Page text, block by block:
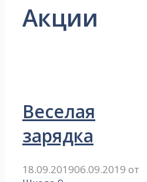
Акции
Веселая
зарядка
18.09.201906.09.2019 от